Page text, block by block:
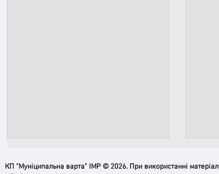
КП "Муніципальна варта" ІМР © 2026. При використанні